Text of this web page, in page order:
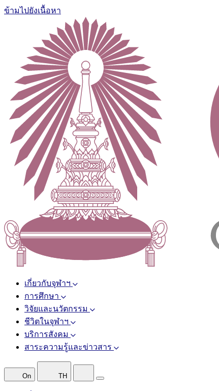
ข้ามไปยังเนื้อหา
เกี่ยวกับจุฬาฯ
การศึกษา
วิจัยและนวัตกรรม
ชีวิตในจุฬาฯ
บริการสังคม
สาระความรู้และข่าวสาร
On TH